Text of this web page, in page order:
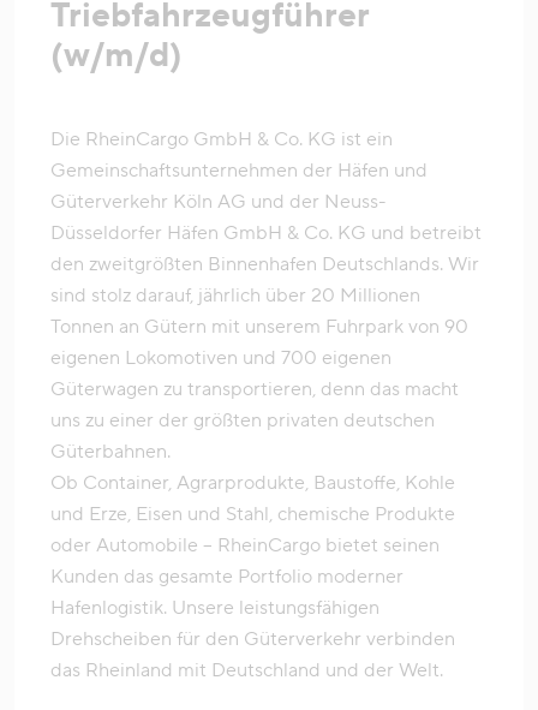
Triebfahrzeugführer
(w/m/d)
Die RheinCargo GmbH & Co. KG ist ein
Gemeinschaftsunternehmen der Häfen und
Güterverkehr Köln AG und der Neuss-
Düsseldorfer Häfen GmbH & Co. KG und betreibt
den zweitgrößten Binnenhafen Deutschlands. Wir
sind stolz darauf, jährlich über 20 Millionen
Tonnen an Gütern mit unserem Fuhrpark von 90
eigenen Lokomotiven und 700 eigenen
Güterwagen zu transportieren, denn das macht
uns zu einer der größten privaten deutschen
Güterbahnen.
Ob Container, Agrarprodukte, Baustoffe, Kohle
und Erze, Eisen und Stahl, chemische Produkte
oder Automobile – RheinCargo bietet seinen
Kunden das gesamte Portfolio moderner
Hafenlogistik. Unsere leistungsfähigen
Drehscheiben für den Güterverkehr verbinden
das Rheinland mit Deutschland und der Welt.